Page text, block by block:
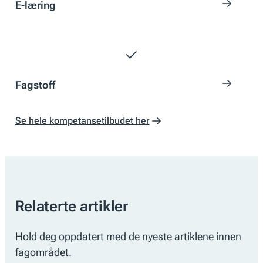
E-læring
Fagstoff
Se hele kompetansetilbudet her
Relaterte artikler
Hold deg oppdatert med de nyeste artiklene innen
fagområdet.